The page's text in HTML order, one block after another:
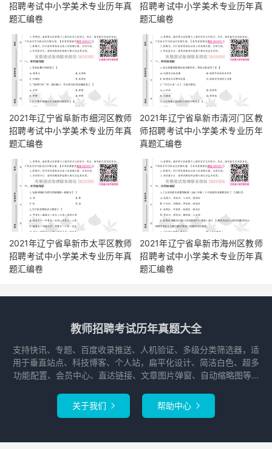
招聘考试中小学美术专业历年真
题汇编卷
招聘考试中小学美术专业历年真
题汇编卷
2021年辽宁省阜新市细河区教师
招聘考试中小学美术专业历年真
题汇编卷
2021年辽宁省阜新市清河门区教
师招聘考试中小学美术专业历年
真题汇编卷
2021年辽宁省阜新市太平区教师
招聘考试中小学美术专业历年真
题汇编卷
2021年辽宁省阜新市海州区教师
招聘考试中小学美术专业历年真
题汇编卷
教师招聘考试历年真题大全
支持快讯、专题、百度收录推送、人机验证、多级分类筛选器，适
用于垂直站点、科技博客、个人站，扁平化设计、简洁白色、超多
功能配置、会员中心、直达链接、文章图片弹窗、自动缩略图等...
关于我们  帮助中心 